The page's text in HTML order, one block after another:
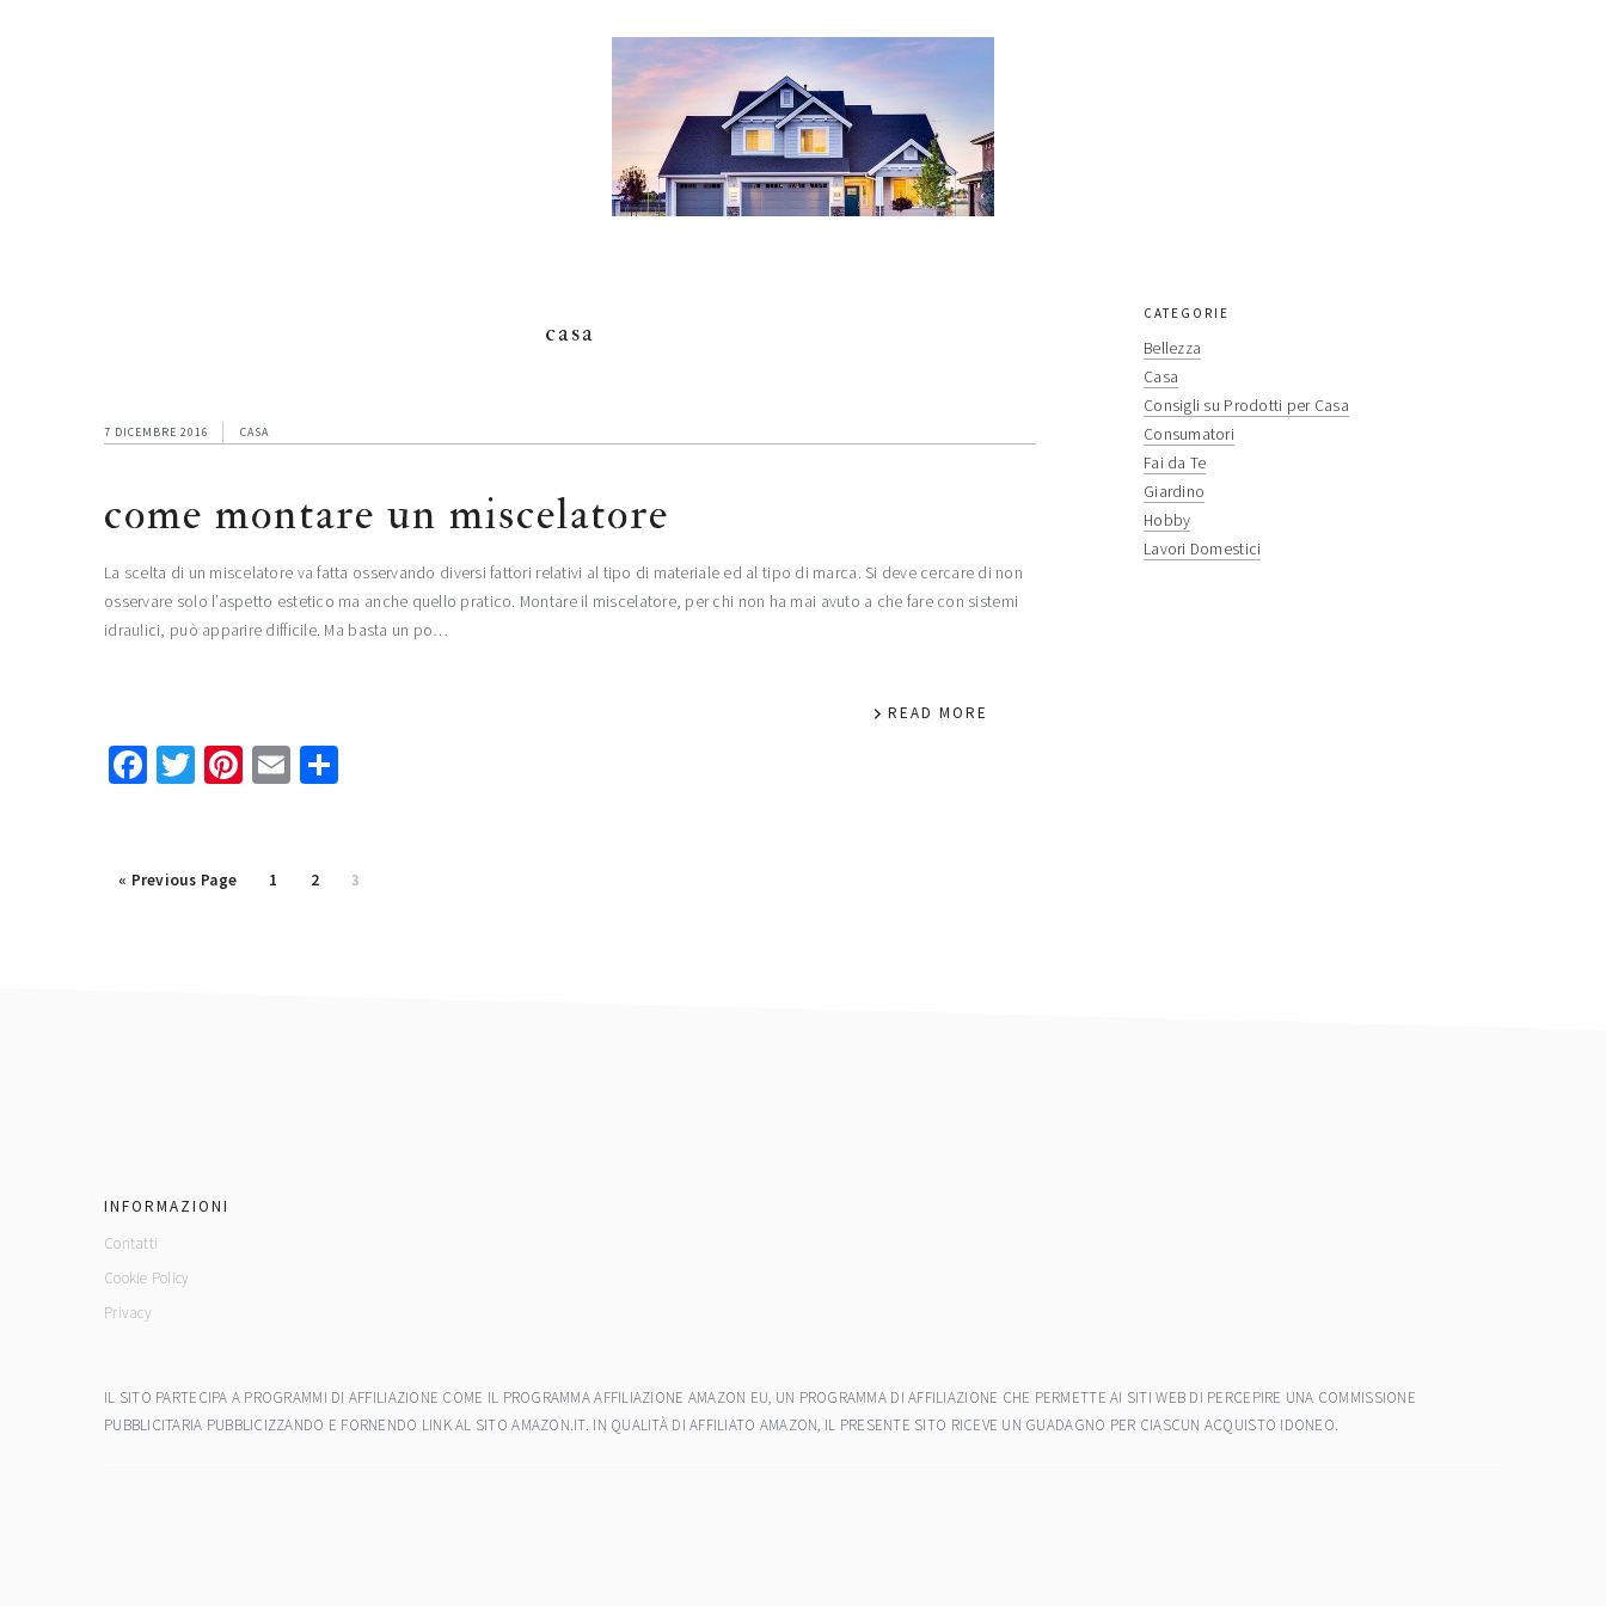
casa
7 DICEMBRE 2016 CASA
come montare un miscelatore
La scelta di un miscelatore va fatta osservando diversi fattori relativi al tipo di materiale ed al tipo di marca. Si deve cercare di non
osservare solo l’aspetto estetico ma anche quello pratico. Montare il miscelatore, per chi non ha mai avuto a che fare con sistemi
idraulici, può apparire difficile. Ma basta un po…
READ MORE
Facebook
TwitterPinterest
Email
« Go
Previous Page Page
1 Page
2 Page
3
primary
sidebar
CATEGORIE
Bellezza
Casa
Consigli su Prodotti per Casa
Consumatori
Fai da Te
Giardino
Hobby
Lavori Domestici
INFORMAZIONI
Contatti
Cookie Policy
Privacy
IL SITO PARTECIPA A PROGRAMMI DI AFFILIAZIONE COME IL PROGRAMMA AFFILIAZIONE AMAZON EU, UN PROGRAMMA DI AFFILIAZIONE CHE PERMETTE AI SITI WEB DI PERCEPIRE UNA COMMISSIONE
PUBBLICITARIA PUBBLICIZZANDO E FORNENDO LINK AL SITO AMAZON.IT. IN QUALITÀ DI AFFILIATO AMAZON, IL PRESENTE SITO RICEVE UN GUADAGNO PER CIASCUN ACQUISTO IDONEO.